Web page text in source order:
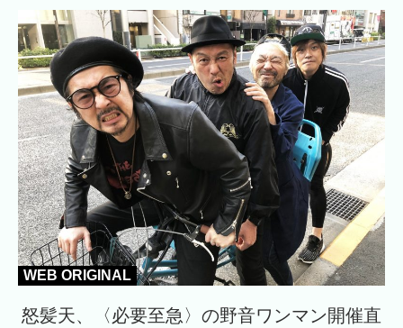
WEB ORIGINAL
怒髪天、〈必要至急〉の野音ワンマン開催直